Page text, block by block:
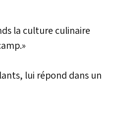
la culture culinaire
lui répond dans un